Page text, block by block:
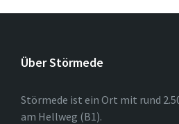
Über Störmede
Störmede ist ein Ort mit rund
am Hellweg (B1).